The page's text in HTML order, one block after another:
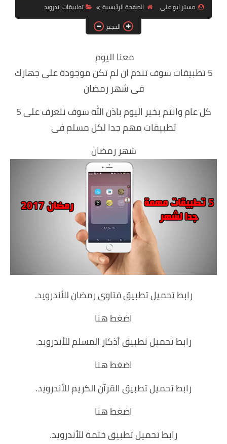
ويندوز 8.1
ويندوز 7
اندرويد
ايفون
العاب
مراجعات
الربح من الانترنت
الحماية
مستر ابو على الصفحة الرئيسية
تطبيقات اندرويد
الحجم
معنا اليوم
5 تطبيقات سوف تندم ان لم تكن موجودة على جهازك
فى شهر رمضان
كل عام وانتم بخير اليوم باذن الله سوف نتعرف على 5
تطبيقات مهم جدا لكل مسلم فى
شهر رمضان
رابط تحميل تطبيق فتاوى رمضان للأندرويد.
اضغط هنا
رابط تحميل تطبيق أذكار المسلم للأندرويد.
اضغط هنا
رابط تحميل تطبيق القرآن الكريم للأندرويد.
اضغط هنا
رابط تحميل تطبيق ختمة للأندرويد.